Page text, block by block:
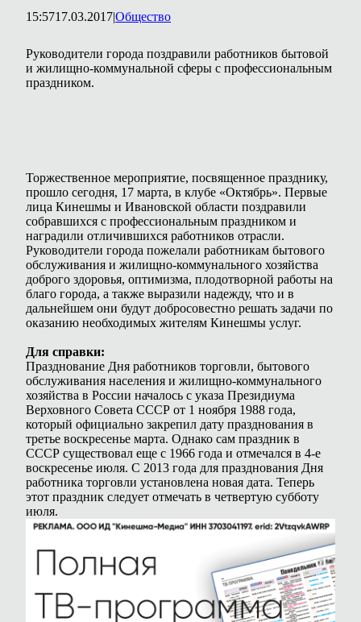
15:5717.03.2017|Общество
Руководители города поздравили работников бытовой
и жилищно-коммунальной сферы с профессиональным
праздником.
Торжественное мероприятие, посвященное празднику,
прошло сегодня, 17 марта, в клубе «Октябрь». Первые
лица Кинешмы и Ивановской области поздравили
собравшихся с профессиональным праздником и
наградили отличившихся работников отрасли.
Руководители города пожелали работникам бытового
обслуживания и жилищно-коммунального хозяйства
доброго здоровья, оптимизма, плодотворной работы на
благо города, а также выразили надежду, что и в
дальнейшем они будут добросовестно решать задачи по
оказанию необходимых жителям Кинешмы услуг.
Для справки:
Празднование Дня работников торговли, бытового
обслуживания населения и жилищно-коммунального
хозяйства в России началось с указа Президиума
Верховного Совета СССР от 1 ноября 1988 года,
который официально закрепил дату празднования в
третье воскресенье марта. Однако сам праздник в
СССР существовал еще с 1966 года и отмечался в 4-е
воскресенье июля. С 2013 года для празднования Дня
работника торговли установлена новая дата. Теперь
этот праздник следует отмечать в четвертую субботу
июля.